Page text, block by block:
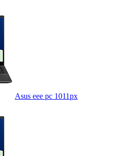
Asus eee pc 1011px